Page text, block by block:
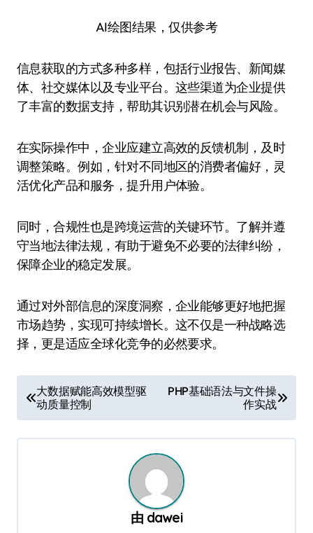
AI绘图结果，仅供参考
信息获取的方式多种多样，包括行业报告、新闻媒
体、社交媒体以及专业平台。这些渠道为企业提供
了丰富的数据支持，帮助其识别潜在机会与风险。
在实际操作中，企业应建立高效的反馈机制，及时
调整策略。例如，针对不同地区的消费者偏好，灵
活优化产品和服务，提升用户体验。
同时，合规性也是跨境运营的关键环节。了解并遵
守当地法律法规，有助于避免不必要的法律纠纷，
保障企业的稳定发展。
通过对外部信息的深度洞察，企业能够更好地把握
市场趋势，实现可持续增长。这不仅是一种战略选
择，更是适应全球化竞争的必然要求。
章
导
大数据赋能高效模型驱
动质量控制
PHP基础语法与文件操
作实战
由 dawei